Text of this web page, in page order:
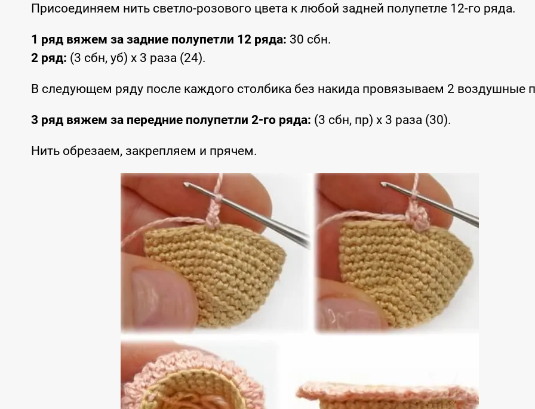
Присоединяем нить светло-розового цвета к любой задней полупетле 12-го ряда.
1 ряд вяжем за задние полупетли 12 ряда: 30 сбн.
2 ряд: (3 сбн, уб) х 3 раза (24).
В следующем ряду после каждого столбика без накида провязываем 2 воздушные
3 ряд вяжем за передние полупетли 2-го ряда: (3 сбн, пр) х 3 раза (30).
Нить обрезаем, закрепляем и прячем.